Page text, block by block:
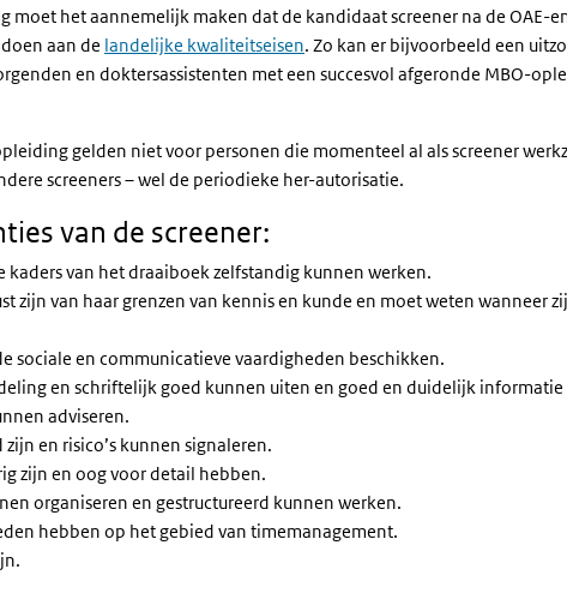
moet het aannemelijk maken dat de kandidaat screener na de OAE-
aan de landelijke kwaliteitseisen. Zo kan er bijvoorbeeld een
en doktersassistenten met een succesvol afgeronde MBO-
gelden niet voor personen die momenteel al als screener
screeners – wel de periodieke her-autorisatie.
van de screener:
kaders van het draaiboek zelfstandig kunnen werken.
zijn van haar grenzen van kennis en kunde en moet weten wanneer
sociale en communicatieve vaardigheden beschikken.
en schriftelijk goed kunnen uiten en goed en duidelijk
adviseren.
en risico’s kunnen signaleren.
zijn en oog voor detail hebben.
organiseren en gestructureerd kunnen werken.
hebben op het gebied van timemanagement.